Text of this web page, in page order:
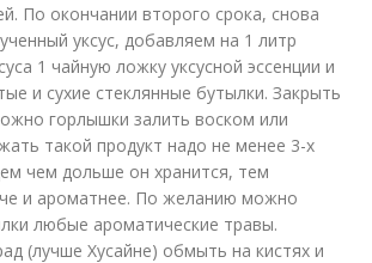
По окончании второго срока, снова
уксус, добавляем на 1 литр
1 чайную ложку уксусной эссенции и
и сухие стеклянные бутылки. Закрыть
горлышки залить воском или
такой продукт надо не менее 3-х
чем дольше он хранится, тем
и ароматнее. По желанию можно
любые ароматические травы.
(лучше Хусайне) обмыть на кистях и